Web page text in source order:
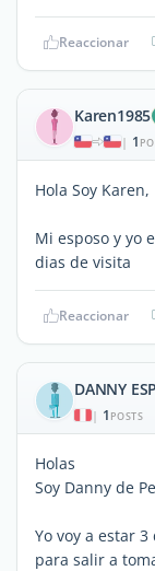
Reaccionar
Karen1985
| 1
Hola Soy Karen,
Mi esposo y yo
dias de visita
Reaccionar
DANNY
| 1 POSTS
Holas
Soy Danny de
Yo voy a estar
para salir a